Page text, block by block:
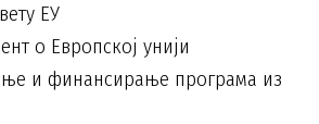
ЕУ
о Европској унији
и финансирање програма из